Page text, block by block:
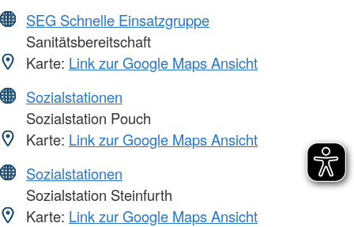
SEG Schnelle Einsatzgruppe
Sanitätsbereitschaft
Karte: Link zur Google Maps Ansicht
Sozialstationen
Sozialstation Pouch
Karte: Link zur Google Maps Ansicht
Sozialstationen
Sozialstation Steinfurth
Karte: Link zur Google Maps Ansicht